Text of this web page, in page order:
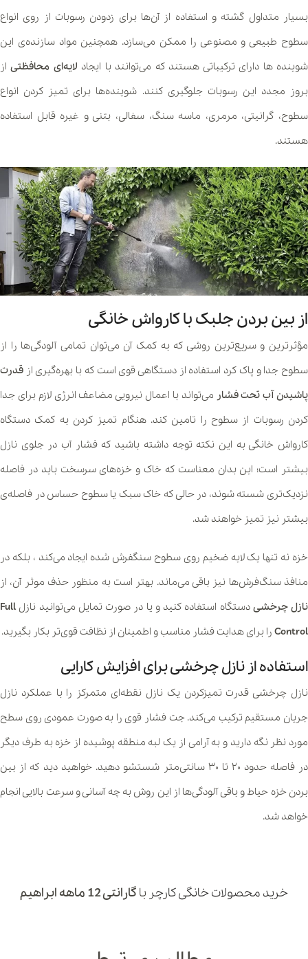
بسیار متداول گشته و استفاده از آن‌ها برای زدودن رسوبات از روی انواع
سطوح طبیعی و مصنوعی را ممکن می‌سازد. همچنین مواد سازنده‌ی این
شوینده ها دارای ترکیباتی هستند که می‌توانند با ایجاد لایه‌ای محافظتیاز
بروز مجدد این رسوبات جلوگیری کنند. شوینده‌ها برای تمیز کردن انواع
سطوح، گرانیتی، مرمری، ماسه سنگ، سفالی، بتنی و غیره قابل استفاده
هستند.
از بین بردن جلبک با کارواش خانگی
مؤثرترین و سریع‌ترین روشی که به کمک آن می‌توان تمامی آلودگی‌ها را از
سطوح جدا و پاک کرد استفاده از دستگاهی قوی است که با بهره‌گیری از قدرت
پاشیدن آب تحت فشار می‌تواند با اعمال نیرویی مضاعف انرژی لازم برای جدا
کردن رسوبات از سطوح را تامین کند. هنگام تمیز کردن به کمک دستگاه
کارواش خانگی به این نکته توجه داشته باشید که فشار آب در جلوی نازل
بیشتر است؛ این بدان معناست که خاک و خزه‌های سرسخت باید در فاصله
نزدیک‌تری شسته شوند، در حالی که خاک سبک یا سطوح حساس در فاصله‌ی
بیشتر نیز تمیز خواهند شد.
خزه نه تنها یک لایه ضخیم روی سطوح سنگفرش شده ایجاد می‌کند ، بلکه در
منافذ سنگ‌فرش‌ها نیز باقی می‌ماند. بهتر است به منظور حذف موثر آن، از
نازل چرخشی دستگاه استفاده کنید و یا در صورت تمایل می‌توانید نازلFull
Control را برای هدایت فشار مناسب و اطمینان از نظافت قوی‌تر بکار بگیرید.
استفاده از نازل چرخشی برای افزایش کارایی
نازل چرخشی قدرت تمیزکردن یک نازل نقطه‌ای متمرکز را با عملکرد نازل
جریان مستقیم ترکیب می‌کند. جت فشار قوی را به صورت عمودی روی سطح
مورد نظر نگه دارید و به آرامی از یک لبه منطقه پوشیده از خزه به طرف دیگر
در فاصله حدود ۲۰ تا ۳۰ سانتی‌متر شستشو دهید. خواهید دید که از بین
بردن خزه حیاط و باقی آلودگی‌ها از این روش به چه آسانی و سرعت بالایی انجام
خواهد شد.
خرید محصولات خانگی کارچر با گارانتی 12 ماهه ابراهیم